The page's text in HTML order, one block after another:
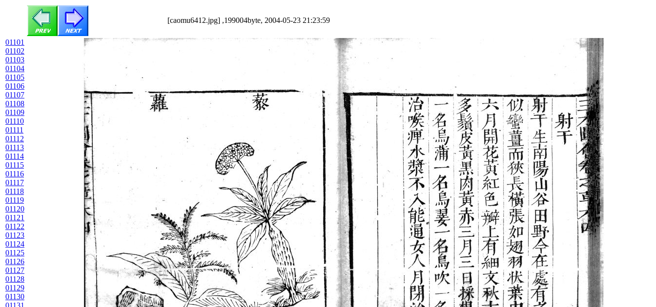
[caomu6412.jpg] ,199004byte, 2004-05-23 21:23:59
01101
01102
01103
01104
01105
01106
01107
01108
01109
01110
01111
01112
01113
01114
01115
01116
01117
01118
01119
01120
01121
01122
01123
01124
01125
01126
01127
01128
01129
01130
01131